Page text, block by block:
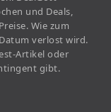
und Deals,
Wie zum
verlost wird.
Artikel oder
gibt.